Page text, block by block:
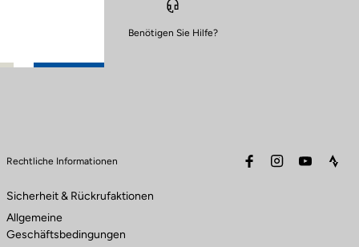
Benötigen Sie Hilfe?
Rechtliche Informationen
Sicherheit & Rückrufaktionen
Allgemeine
Geschäftsbedingungen
facebookinstagramyoutube